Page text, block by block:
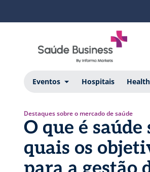
Eventos Hospitais
Destaques sobre o mercado de saúde
O que é
quais os